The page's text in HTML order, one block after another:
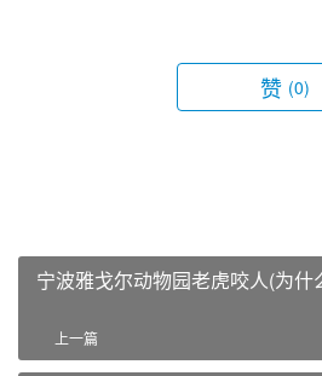
赞 (0)
宁波雅戈尔动物园老虎咬人(为什
上一篇